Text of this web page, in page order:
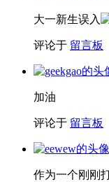
大一新生误入
评论于 留言板
加油
评论于 留言板
作为一个刚刚